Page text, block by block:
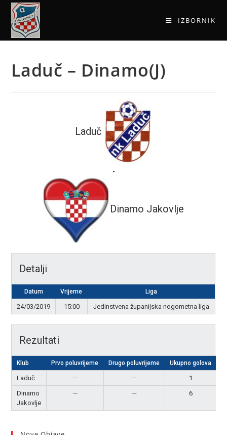
IZBORNIK
Laduč – Dinamo(J)
Laduč
-
Dinamo Jakovlje
Detalji
Datum Vrijeme Liga
24/03/2019 15:00 Jedinstvena županijska nogometna liga
Rezultati
Klub Prvo poluvrijeme Drugo poluvrijeme Ukupno golova
Laduč — — 1
Dinamo
Jakovlje
— — 6